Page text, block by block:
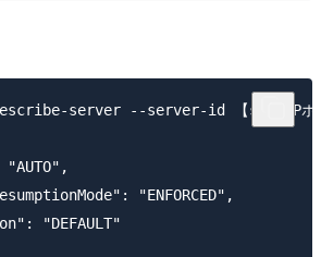
server --server-id 【s-SFTP
"AUTO",
"ENFORCED",
"DEFAULT"